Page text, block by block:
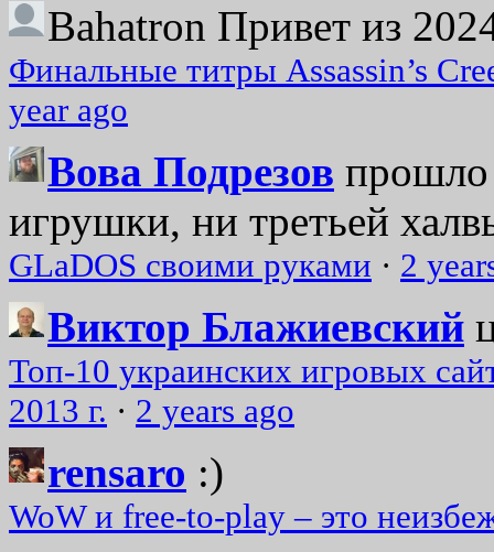
Bahatron Привет из
Финальные титры Assassin’s
year ago
Вова Подрезов прошло
игрушки, ни третьей
GLaDOS своими руками · 2
Виктор Блажиевский
Топ-10 украинских игровых
2013 г. · 2 years ago
rensaro :)
WoW и free-to-play – это